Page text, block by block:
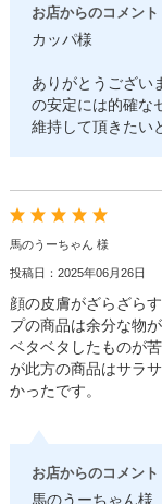
お店からのコメント
カッパ様
ありがとうござい
の安定には的確な
維持して頂きたい
馬のうーちゃん 様
投稿日：2025年06月26日
顔の皮膚がざらざら
プの商品は余分な物
ベタベタしたものが
が此方の商品はサラ
かったです。
お店からのコメント
馬のうーちゃん様